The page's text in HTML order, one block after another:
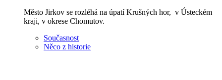
Město Jirkov se rozléhá na úpatí Krušných hor, v Ústeckém
kraji, v okrese Chomutov.
Současnost
Něco z historie